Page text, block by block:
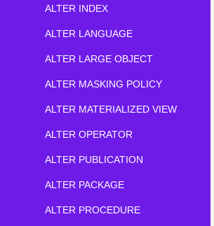
ALTER INDEX
ALTER LANGUAGE
ALTER LARGE OBJECT
ALTER MASKING POLICY
ALTER MATERIALIZED VIEW
ALTER OPERATOR
ALTER PUBLICATION
ALTER PACKAGE
ALTER PROCEDURE